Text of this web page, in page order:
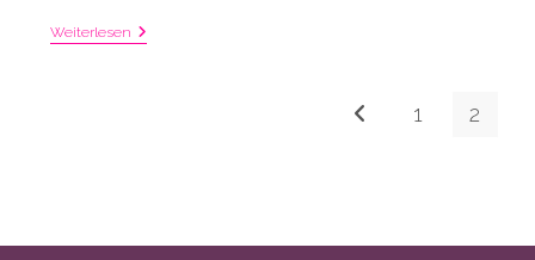
Weiterlesen Notfalltäschchen
Gehe zur vorherigen
1 2